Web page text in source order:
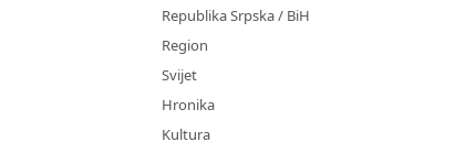
Republika Srpska / BiH
Region
Svijet
Hronika
Kultura